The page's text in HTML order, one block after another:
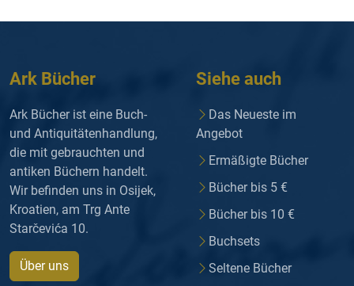
Ark Bücher
Ark Bücher ist eine Buch-
und Antiquitätenhandlung,
die mit gebrauchten und
antiken Büchern handelt.
Wir befinden uns in Osijek,
Kroatien, am Trg Ante
Starčevića 10.
Über uns
Siehe auch
Das Neueste im
Angebot
Ermäßigte Bücher
Bücher bis 5 €
Bücher bis 10 €
Buchsets
Seltene Bücher